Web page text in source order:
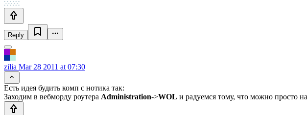
Reply
zilia Mar 28 2011 at 07:30
Есть идея будить комп с нотика так:
Заходим в вебморду роутера Administration->WOL и радуемся тому, что можно просто